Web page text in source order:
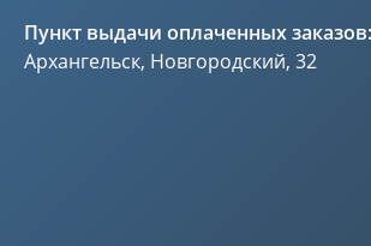
Пункт выдачи оплаченных заказов:
Архангельск, Новгородский, 32